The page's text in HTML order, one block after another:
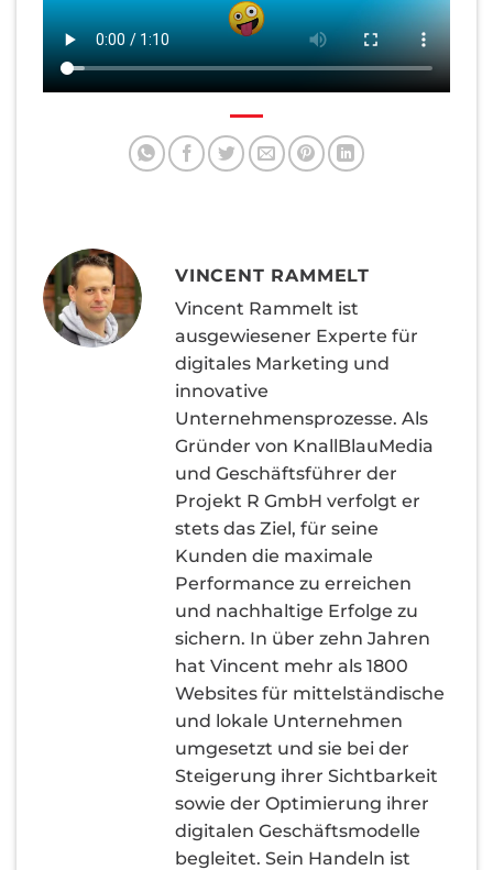
VINCENT RAMMELT
Vincent Rammelt ist
ausgewiesener Experte für
digitales Marketing und
innovative
Unternehmensprozesse. Als
Gründer von KnallBlauMedia
und Geschäftsführer der
Projekt R GmbH verfolgt er
stets das Ziel, für seine
Kunden die maximale
Performance zu erreichen
und nachhaltige Erfolge zu
sichern. In über zehn Jahren
hat Vincent mehr als 1800
Websites für mittelständische
und lokale Unternehmen
umgesetzt und sie bei der
Steigerung ihrer Sichtbarkeit
sowie der Optimierung ihrer
digitalen Geschäftsmodelle
begleitet. Sein Handeln ist